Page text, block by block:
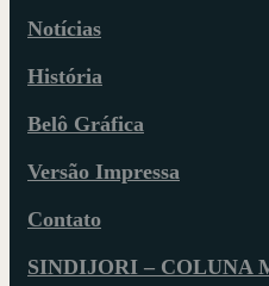
Notícias
História
Belô Gráfica
Versão Impressa
Contato
SINDIJORI – COLUNA